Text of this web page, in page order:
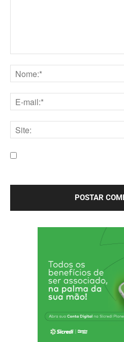
mail:*